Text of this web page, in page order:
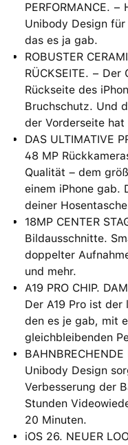
PERFORMANCE.
Unibody Design
das es ja gab.
ROBUSTER
RÜCKSEITE. −
Rückseite des
Bruchschutz. Und
der Vorderseite
DAS ULTIMATIVE
48 MP
Qualität – dem
einem iPhone gab.
deiner
18MP CENTER
Bildausschnitte.
doppelter
und mehr.
A19 PRO CHIP.
Der A19 Pro ist der
den es je gab, mit
gleichbleibenden
Unibody Design
Verbesserung der
Stunden
20 Minuten.
iOS 26. NEUER